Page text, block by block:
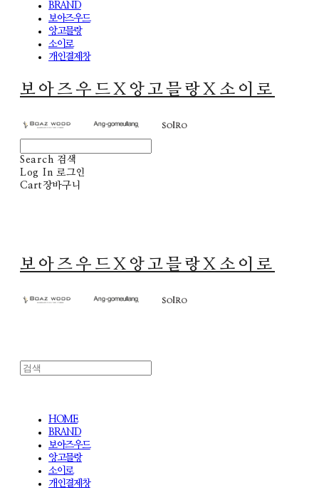
BRAND
보아즈우드
앙고믈랑
소이로
개인결제창
보아즈우드X앙고믈랑X소이로
Search 검색
Log In 로그인
Cart장바구니
보아즈우드X앙고믈랑X소이로
HOME
BRAND
보아즈우드
앙고믈랑
소이로
개인결제창